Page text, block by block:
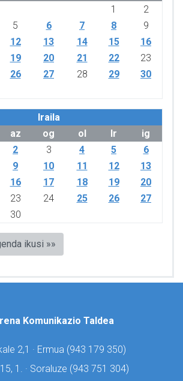
1
2
5 6 7 8
9
12 13 14 15
16
19 20 21 22
23
26 27 28 29
30
Iraila
az og ol lr
ig
2 3 4 5
6
9 10 11 12
13
16 17 18 19
20
23 24 25 26
27
30
ikusi »»
Komunikazio Taldea
2,1 · Ermua (943 179 350)
1. · Soraluze (943 751 304)